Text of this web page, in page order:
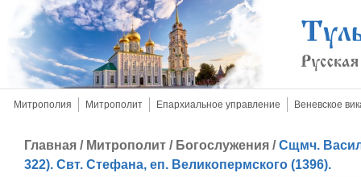
Митрополия Митрополит Епархиальное управление Веневское
Главная / Митрополит / Богослужения /Сщмч.
322). Свт. Стефана, еп. Великопермского (1396).